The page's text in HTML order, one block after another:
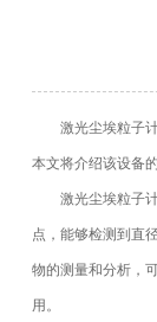
激光尘埃粒子计
本文将介绍该设备
激光尘埃粒子计
点，能够检测到直
物的测量和分析，
用。